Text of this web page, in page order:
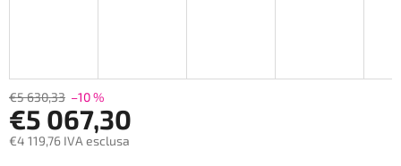
€5 630,33 –10 %
€5 067,30
€4 119,76 IVA esclusa